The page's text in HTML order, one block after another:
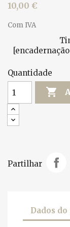
10,00 €
Com IVA
Quantidade

Partilhar
Dados